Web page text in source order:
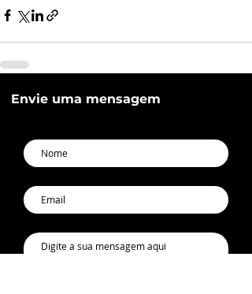
Envie uma mensagem